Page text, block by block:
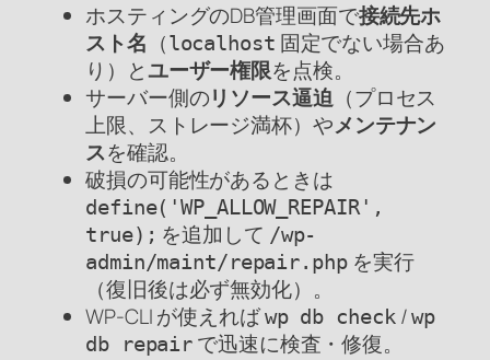
ホスティングのDB管理画面で接続先ホ
スト名 （localhost 固定でない場合あ
り）とユーザー権限を点検。
サーバー側のリソース逼迫（プロセス
上限、ストレージ満杯）やメンテナン
スを確認。
破損の可能性があるときは
define('WP_ALLOW_REPAIR',
true); を追加して /wp-
admin/maint/repair.phpを実行
（復旧後は必ず無効化）。
WP-CLI が使えればwp db check/wp
db repair で迅速に検査・修復。